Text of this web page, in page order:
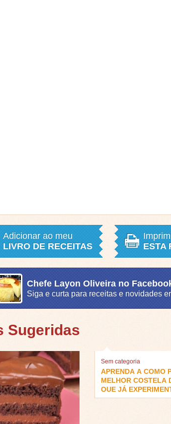
Adicionar ao meu
LIVRO DE RECEITAS
ESTA
Chefe Layon Oliveira no
Siga e curta para receitas e novidades
Sugeridas
Sem categoria
APRENDA A COMO
MELHOR COSTELA
QUE JÁ